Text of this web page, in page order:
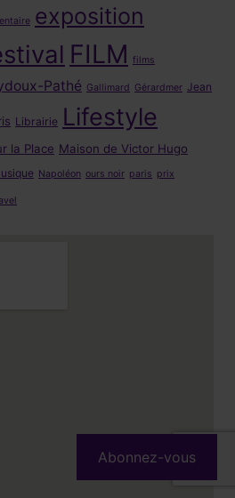
exposition
FILM films
Pathé Gallimard Gérardmer Jean
Librairie Lifestyle
la Place Maison de Victor Hugo
Napoléon ours noir paris prix
Abonnez-vous